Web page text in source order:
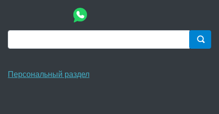
Персональный раздел